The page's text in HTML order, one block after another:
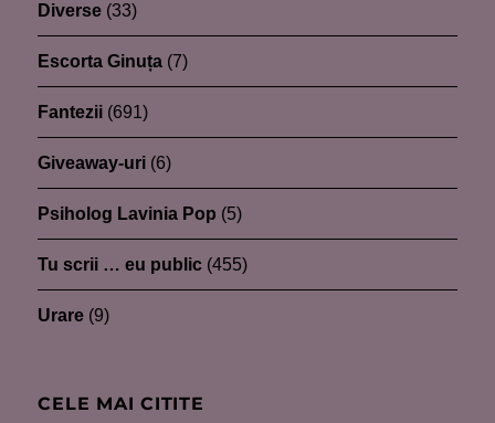
Diverse (33)
Escorta Ginuța (7)
Fantezii (691)
Giveaway-uri (6)
Psiholog Lavinia Pop (5)
Tu scrii … eu public (455)
Urare (9)
CELE MAI CITITE